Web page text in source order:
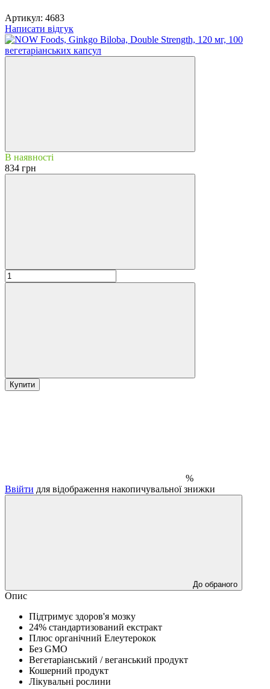
Артикул: 4683
Написати відгук
В наявності
834 грн
Купити
%
Ввійти для відображення накопичувальної знижки
До обраного
Опис
Підтримує здоров'я мозку
24% стандартизований екстракт
Плюс органічний Елеутерокок
Без GMO
Вегетаріанський / веганський продукт
Кошерний продукт
Лікувальні рослини